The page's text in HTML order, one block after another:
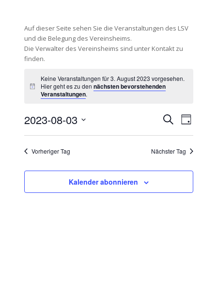
Auf dieser Seite sehen Sie die Veranstaltungen des LSV
und die Belegung des Vereinsheims.
Die Verwalter des Vereinsheims sind unter Kontakt zu
finden.
Keine Veranstaltungen für 3. August 2023 vorgesehen.
Hier geht es zu den nächsten bevorstehenden
Veranstaltungen.
Ansichten,
SucheTag
2023-08-03
Vorheriger Tag Nächster Tag
Kalender abonnieren